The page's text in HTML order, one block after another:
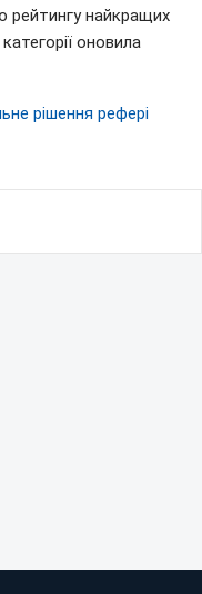
рейтингу найкращих
оновила
рішення рефері